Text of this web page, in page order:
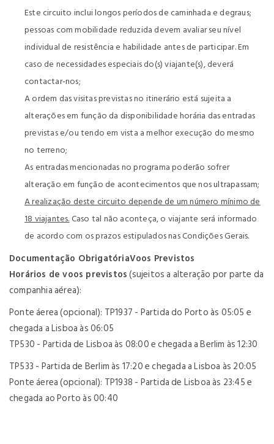
Este circuito inclui longos períodos de caminhada e degraus;
pessoas com mobilidade reduzida devem avaliar seu nível
individual de resistência e habilidade antes de participar. Em
caso de necessidades especiais do(s) viajante(s), deverá
contactar-nos;
A ordem das visitas previstas no itinerário está sujeita a
alterações em função da disponibilidade horária das entradas
previstas e/ou tendo em vista a melhor execução do mesmo
no terreno;
As entradas mencionadas no programa poderão sofrer
alteração em função de acontecimentos que nos ultrapassam;
A realização deste circuito depende de um número mínimo de
18 viajantes.Caso tal não aconteça, o viajante será informado
de acordo com os prazos estipulados nas Condições Gerais.
Documentação ObrigatóriaVoos Previstos
Horários de voos previstos(sujeitos a alteração por parte da
companhia aérea):
Ponte áerea (opcional): TP1937 - Partida do Porto às 05:05 e
chegada a Lisboa às 06:05
TP530 - Partida de Lisboa às 08:00 e chegada a Berlim às 12:30
TP533 - Partida de Berlim às 17:20 e chegada a Lisboa às 20:05
Ponte áerea (opcional): TP1938 - Partida de Lisboa às 23:45 e
chegada ao Porto às 00:40